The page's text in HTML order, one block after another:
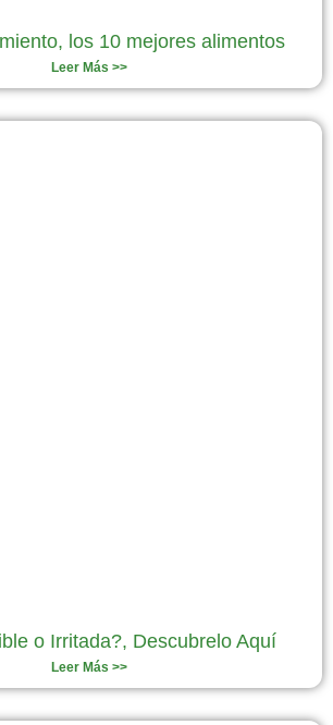
los 10 mejores alimentos
Leer Más >>
o Irritada?, Descubrelo Aquí
Leer Más >>